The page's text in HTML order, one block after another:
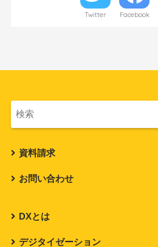
Twitter Facebook
資料請求
お問い合わせ
DXとは
デジタイゼーション